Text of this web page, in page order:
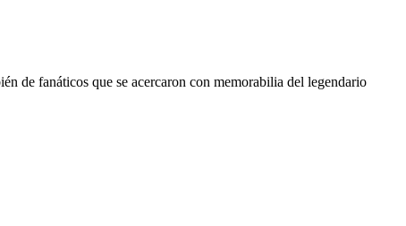
de fanáticos que se acercaron con memorabilia del legendario